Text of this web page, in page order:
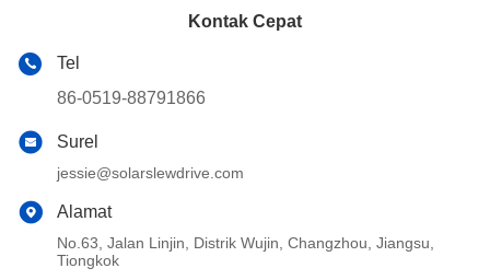
Kontak Cepat
Tel
86-0519-88791866
Surel
jessie@solarslewdrive.com
Alamat
No.63, Jalan Linjin, Distrik Wujin, Changzhou, Jiangsu,
Tiongkok